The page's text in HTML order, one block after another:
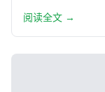
阅读全文 →